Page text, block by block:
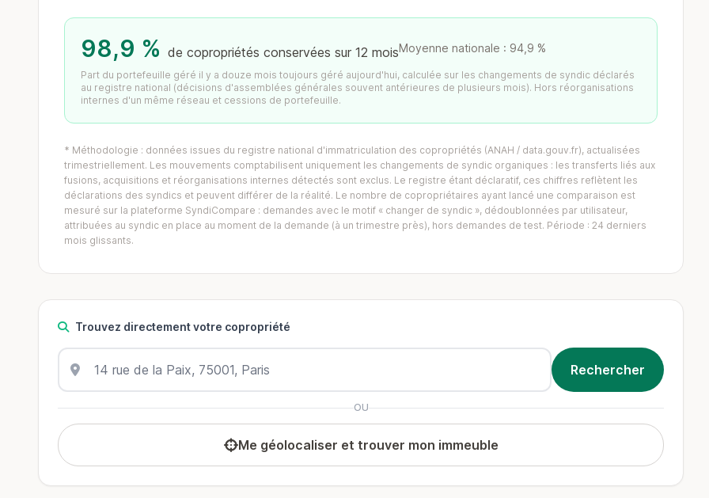
98,9 % de copropriétés conservées sur 12 moisMoyenne nationale : 94,9 %
Part du portefeuille géré il y a douze mois toujours géré aujourd'hui, calculée sur les changements de syndic déclarés
au registre national (décisions d'assemblées générales souvent antérieures de plusieurs mois). Hors réorganisations
internes d'un même réseau et cessions de portefeuille.
* Méthodologie : données issues du registre national d'immatriculation des copropriétés (ANAH / data.gouv.fr), actualisées
trimestriellement. Les mouvements comptabilisent uniquement les changements de syndic organiques : les transferts liés aux
fusions, acquisitions et réorganisations internes détectés sont exclus. Le registre étant déclaratif, ces chiffres reflètent les
déclarations des syndics et peuvent différer de la réalité. Le nombre de copropriétaires ayant lancé une comparaison est
mesuré sur la plateforme SyndiCompare : demandes avec le motif « changer de syndic », dédoublonnées par utilisateur,
attribuées au syndic en place au moment de la demande (à un trimestre près), hors demandes de test. Période : 24 derniers
mois glissants.
Trouvez directement votre copropriété
OU
Me géolocaliser et trouver mon immeuble